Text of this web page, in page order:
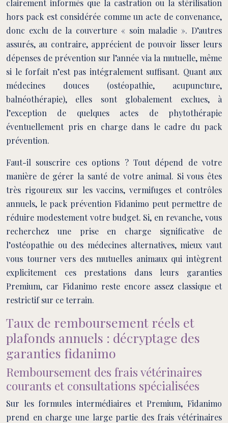
clairement informés que la castration ou la stérilisation
hors pack est considérée comme un acte de convenance,
donc exclu de la couverture « soin maladie ». D’autres
assurés, au contraire, apprécient de pouvoir lisser leurs
dépenses de prévention sur l’année via la mutuelle, même
si le forfait n’est pas intégralement suffisant. Quant aux
médecines douces (ostéopathie, acupuncture,
balnéothérapie), elles sont globalement exclues, à
l’exception de quelques actes de phytothérapie
éventuellement pris en charge dans le cadre du pack
prévention.
Faut-il souscrire ces options ? Tout dépend de votre
manière de gérer la santé de votre animal. Si vous êtes
très rigoureux sur les vaccins, vermifuges et contrôles
annuels, le pack prévention Fidanimo peut permettre de
réduire modestement votre budget. Si, en revanche, vous
recherchez une prise en charge significative de
l’ostéopathie ou des médecines alternatives, mieux vaut
vous tourner vers des mutuelles animaux qui intègrent
explicitement ces prestations dans leurs garanties
Premium, car Fidanimo reste encore assez classique et
restrictif sur ce terrain.
Taux de remboursement réels et
plafonds annuels : décryptage des
garanties fidanimo
Remboursement des frais vétérinaires
courants et consultations spécialisées
Sur les formules intermédiaires et Premium, Fidanimo
prend en charge une large partie des frais vétérinaires